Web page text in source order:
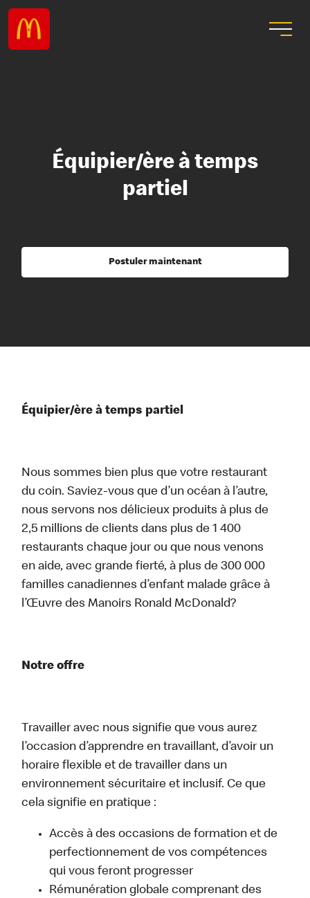
Équipier/ère à temps
partiel
Postuler maintenant
Équipier/ère à temps partiel
Nous sommes bien plus que votre restaurant
du coin. Saviez-vous que d’un océan à l’autre,
nous servons nos délicieux produits à plus de
2,5 millions de clients dans plus de 1 400
restaurants chaque jour ou que nous venons
en aide, avec grande fierté, à plus de 300 000
familles canadiennes d’enfant malade grâce à
l’Œuvre des Manoirs Ronald McDonald?
Notre offre
Travailler avec nous signifie que vous aurez
l’occasion d’apprendre en travaillant, d’avoir un
horaire flexible et de travailler dans un
environnement sécuritaire et inclusif. Ce que
cela signifie en pratique :
Accès à des occasions de formation et de
perfectionnement de vos compétences
qui vous feront progresser
Rémunération globale comprenant des